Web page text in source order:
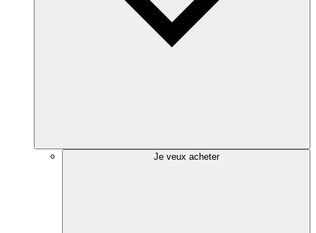
Je veux acheter